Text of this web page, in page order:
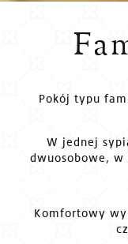
Pokój typu
W jednej
dwuosobowe, w
Komfortowy